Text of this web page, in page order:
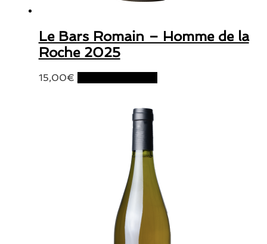
Le Bars Romain – Homme de la
Roche 2025
15,00€